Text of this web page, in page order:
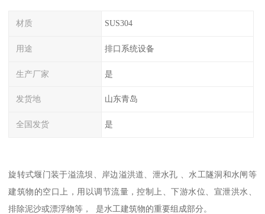
材质 SUS304
用途 排口系统设备
生产厂家 是
发货地 山东青岛
全国发货 是
旋转式堰门装于溢流坝、岸边溢洪道、泄水孔 、水工隧洞和水闸等
建筑物的空口上，用以调节流量，控制上、下游水位、宣泄洪水、
排除泥沙或漂浮物等， 是水工建筑物的重要组成部分。